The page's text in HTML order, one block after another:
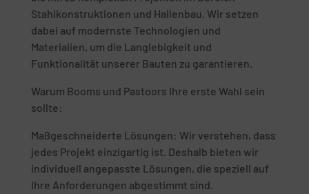
Stahlkonstruktionen und Hallenbau. Wir setzen
dabei auf modernste Technologien und
Materialien, um die Langlebigkeit und
Funktionalität unserer Bauten zu garantieren.
Warum Booms und Pastoors Ihre erste Wahl sein
sollte:
Maßgeschneiderte Lösungen: Wir verstehen, dass
jedes Projekt einzigartig ist. Deshalb bieten wir
individuell angepasste Lösungen, die speziell auf
Ihre Anforderungen abgestimmt sind.